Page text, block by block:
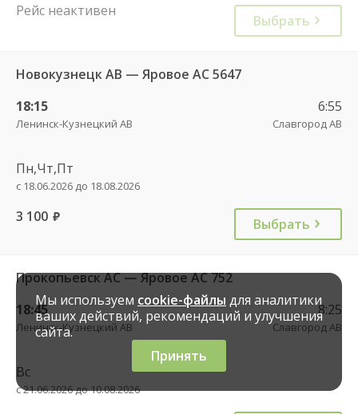
Рейс неактивен
Выбрать
Новокузнецк АВ — Яровое АС 5647
18:15
Ленинск-Кузнецкий АВ
6:55
Славгород АВ
Пн,Чт,Пт
с 18.06.2026 до 18.08.2026
3 100 руб. Выбрать
Прокопьевск АС — Яровое АС 752
18:45
Ленинск-Кузнецкий АВ
8:25
Славгород АВ
Вс
с 21.06.2026 до 10.08.2026
Мы используем cookie-файлы для аналитики
ваших действий, рекомендаций и улучшения
сайта.
Принять